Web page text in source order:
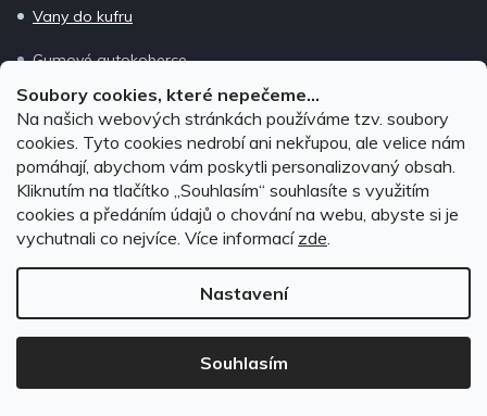
Soubory cookies, které nepečeme...
Na našich webových stránkách používáme tzv. soubory
cookies. Tyto cookies nedrobí ani nekřupou, ale velice nám
pomáhají, abychom vám poskytli personalizovaný obsah.
Kliknutím na tlačítko ,,Souhlasím“ souhlasíte s využitím
cookies a předáním údajů o chování na webu, abyste si je
vychutnali co nejvíce. Více informací zde.
Nastavení
Souhlasím
Vany do kufru
Gumové autokoberce
Ofuky oken
Nosiče kol
Střešní boxy
Střešní nosiče
Potřebujete poradit?